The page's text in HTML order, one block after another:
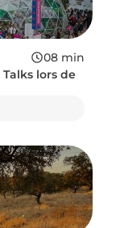
lors de
08 min